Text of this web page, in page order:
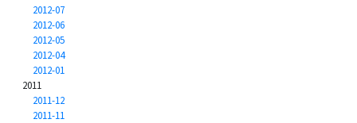
2012-07
2012-06
2012-05
2012-04
2012-01
2011
2011-12
2011-11